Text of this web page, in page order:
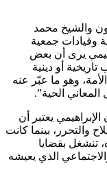
والشيخ محمد
وقيادات جمعية
يرى أن بعض
أو دينية
وهو ما عبّر عنه
المعاني الحية”.
يعتبر أن
والتحرر، بينما كانت
تنشغل بقضايا
الذي يعيشه